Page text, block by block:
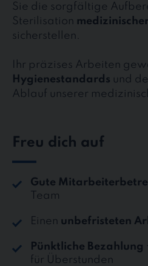
Sie die sorgfältige
Sterilisation
sicherstellen.
Ihr präzises Arbeiten
Hygienestandards und
Ablauf unserer
Freu dich auf
Gute
Team
Einen unbefristeten
Pünktliche Bezahlung
für Überstunden